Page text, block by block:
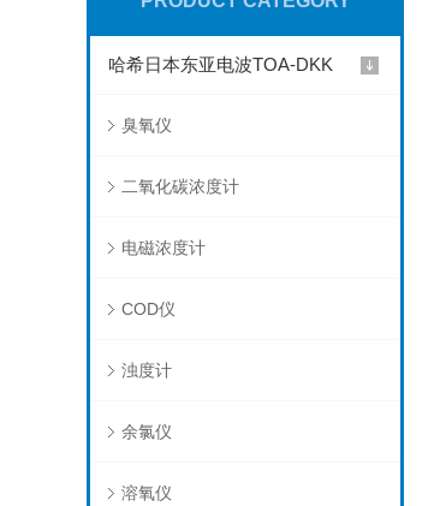
哈希日本东亚电波TOA-DKK
臭氧仪
二氧化碳浓度计
电磁浓度计
COD仪
浊度计
余氯仪
溶氧仪